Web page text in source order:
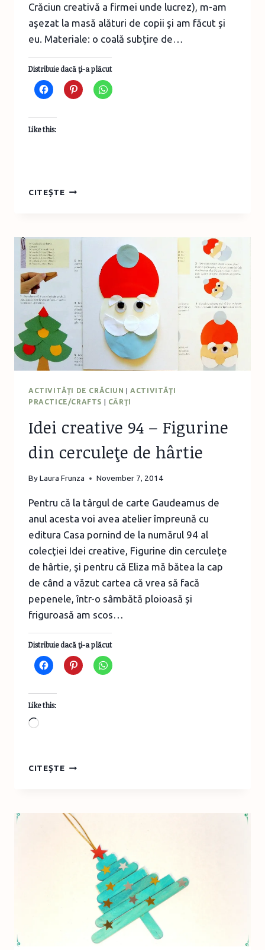
Crăciun creativă a firmei unde lucrez), m-am
aşezat la masă alături de copii şi am făcut şi
eu. Materiale: o coală subţire de…
Distribuie dacă ţi-a plăcut
Like this:
CITEȘTEDE
DIN
PLIATĂ
EVANTAI
ACTIVITĂŢI DE CRĂCIUN |ACTIVITĂŢI
PRACTICE/CRAFTS | CĂRŢI
Idei creative 94 – Figurine
din cerculeţe de hârtie
ByLaura Frunza November 7, 2014
Pentru că la târgul de carte Gaudeamus de
anul acesta voi avea atelier împreună cu
editura Casa pornind de la numărul 94 al
colecţiei Idei creative, Figurine din cerculeţe
de hârtie, şi pentru că Eliza mă bătea la cap
de când a văzut cartea că vrea să facă
pepenele, într-o sâmbătă ploioasă şi
friguroasă am scos…
Distribuie dacă ţi-a plăcut
Like this:
Loading…
CITEȘTEIDEI
FIGURINE
DIN
CERCULEŢE
HÂRTIE